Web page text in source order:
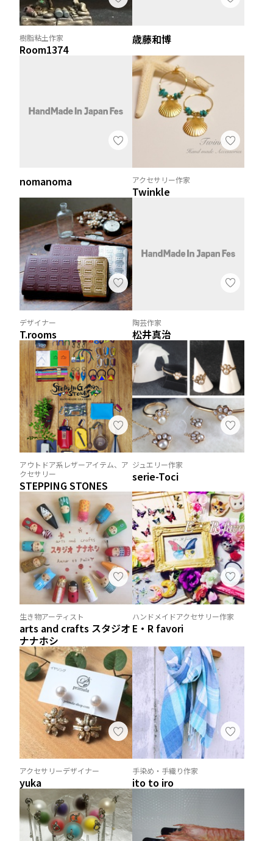
樹脂粘土作家
Room1374
歳藤和博
nomanoma アクセサリー作家
Twinkle
デザイナー
T.rooms
陶芸作家
松井真治
アウトドア系レザーアイテム、ア
クセサリー
STEPPING STONES
ジュエリー作家
serie-Toci
生き物アーティスト
arts and crafts スタジオ
ナナホシ
ハンドメイドアクセサリー作家
E・R favori
アクセサリーデザイナー
yuka
手染め・手織り作家
ito to iro